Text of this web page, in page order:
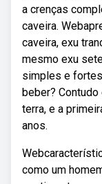
a crenças
caveira.
caveira, exu
mesmo exu
simples e
beber? Contudo
terra, e a
anos.
como um